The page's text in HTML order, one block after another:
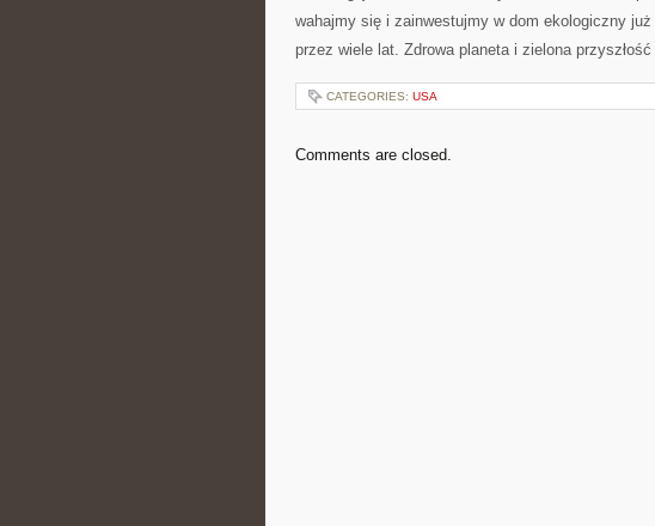
wahajmy się i zainwestujmy w ⁢dom​ ekologiczny
przez wiele lat. Zdrowa ​planeta i zielona
CATEGORIES: USA
Comments are closed.